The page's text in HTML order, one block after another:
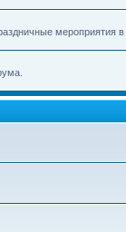
мероприятия